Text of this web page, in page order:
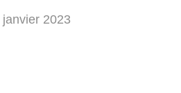
janvier 2023